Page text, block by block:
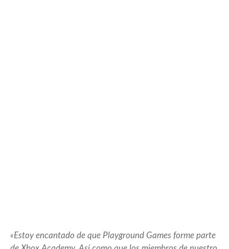
«Estoy encantado de que Playground Games forme parte